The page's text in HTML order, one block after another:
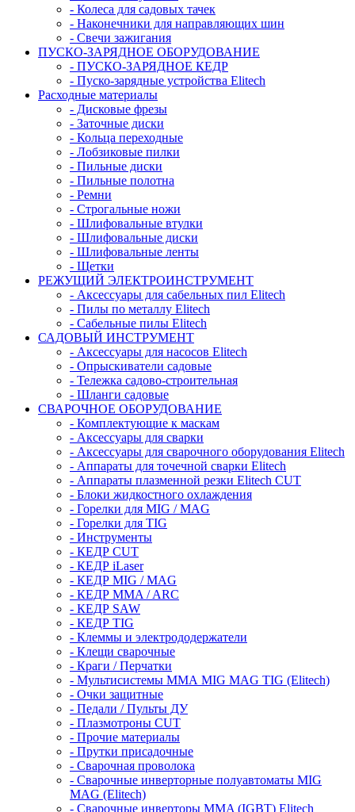
- Колеса для садовых тачек
- Наконечники для направляющих шин
- Свечи зажигания
ПУСКО-ЗАРЯДНОЕ ОБОРУДОВАНИЕ
- ПУСКО-ЗАРЯДНОЕ КЕДР
- Пуско-зарядные устройства Elitech
Расходные материалы
- Дисковые фрезы
- Заточные диски
- Кольца переходные
- Лобзиковые пилки
- Пильные диски
- Пильные полотна
- Ремни
- Строгальные ножи
- Шлифовальные втулки
- Шлифовальные диски
- Шлифовальные ленты
- Щетки
РЕЖУЩИЙ ЭЛЕКТРОИНСТРУМЕНТ
- Аксессуары для сабельных пил Elitech
- Пилы по металлу Elitech
- Сабельные пилы Elitech
САДОВЫЙ ИНСТРУМЕНТ
- Аксессуары для насосов Elitech
- Опрыскиватели садовые
- Тележка садово-строительная
- Шланги садовые
СВАРОЧНОЕ ОБОРУДОВАНИЕ
- Комплектующие к маскам
- Аксессуары для сварки
- Аксессуары для сварочного оборудования Elitech
- Аппараты для точечной сварки Elitech
- Аппараты плазменной резки Elitech CUT
- Блоки жидкостного охлаждения
- Горелки для MIG / MAG
- Горелки для TIG
- Инструменты
- КЕДР CUT
- КЕДР iLaser
- КЕДР MIG / MAG
- КЕДР MMA / ARC
- КЕДР SAW
- КЕДР TIG
- Клеммы и электрододержатели
- Клещи сварочные
- Краги / Перчатки
- Мультисистемы ММА MIG MAG TIG (Elitech)
- Очки защитные
- Педали / Пульты ДУ
- Плазмотроны CUT
- Прочие материалы
- Прутки присадочные
- Сварочная проволока
- Сварочные инверторные полуавтоматы MIG
MAG (Elitech)
- Сварочные инверторы MMA (IGBT) Elitech